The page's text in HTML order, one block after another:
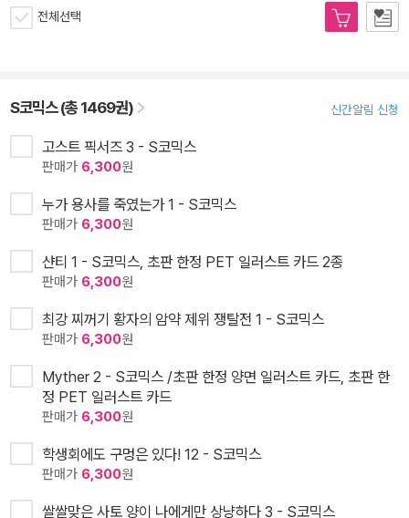
전체선택
S코믹스 (총 1469권) 신간알림 신청
고스트 픽서즈 3 - S코믹스
판매가 6,300원
누가 용사를 죽였는가 1 - S코믹스
판매가 6,300원
샨티 1 - S코믹스, 초판 한정 PET 일러스트 카드 2종
판매가 6,300원
최강 찌꺼기 황자의 암약 제위 쟁탈전 1 - S코믹스
판매가 6,300원
Myther 2 - S코믹스 /초판 한정 양면 일러스트 카드, 초판 한
정 PET 일러스트 카드
판매가 6,300원
학생회에도 구멍은 있다! 12 - S코믹스
판매가 6,300원
쌀쌀맞은 사토 양이 나에게만 상냥하다 3 - S코믹스